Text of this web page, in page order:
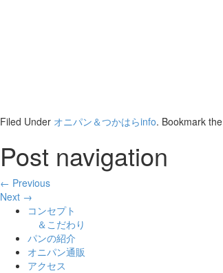
Filed Under オニパン＆つかはらinfo. Bookmark the
Post navigation
← Previous
Next →
コンセプト
＆こだわり
パンの紹介
オニパン通販
アクセス